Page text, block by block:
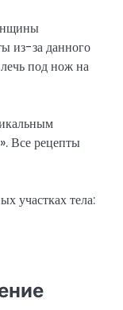
из-за данного
под нож на
Все рецепты